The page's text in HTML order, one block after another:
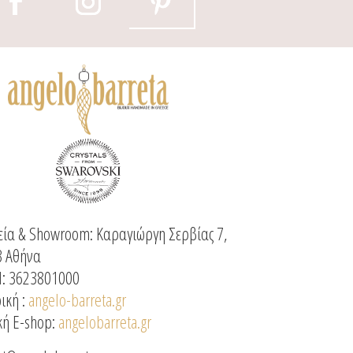
& Showroom: Καραγιώργη Σερβίας 7,
Αθήνα
:angelo-barreta.gr
E-shop: angelobarreta.gr